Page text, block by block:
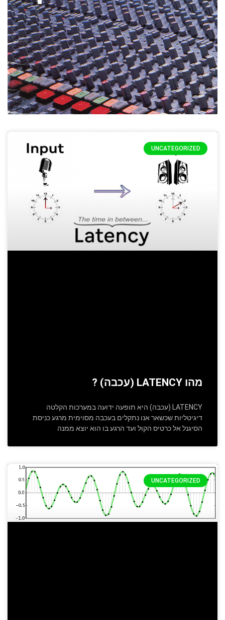
UNCATEGORIZED
מהו LATENCY (עכבה) ?
LATENCY (עכבה) היא תופעה ידועה במערכות הקלטה
דיגיטליות שכשאר אנו נתקלים בעכבה מסוימית מרגע כניסת
הסיגנל אל כרטיס הקול ועד הרגע בו הוא יוצא ממנה
UNCATEGORIZED